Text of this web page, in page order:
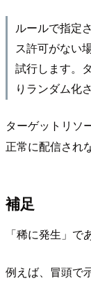
ルールで指定
ス許可がない
試行します。
りランダム化
ターゲットリソ
正常に配信され
補足
「稀に発生」
例えば、冒頭で